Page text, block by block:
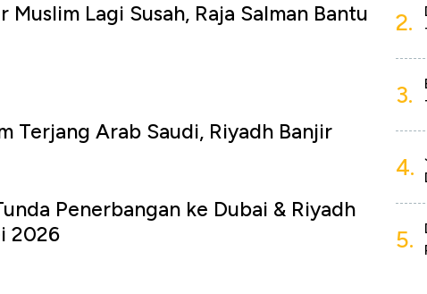
Muslim Lagi Susah, Raja Salman Bantu
Terjang Arab Saudi, Riyadh Banjir
Penerbangan ke Dubai & Riyadh
2026
2.
3.
4.
5.